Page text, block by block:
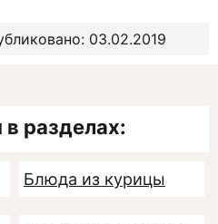
03.02.2019
разделах:
Блюда из курицы